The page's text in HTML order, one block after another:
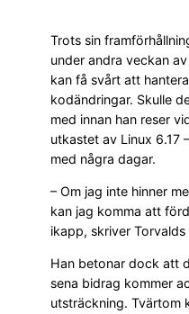
Trots sin
under andra veckan
kan få svårt att
kodändringar. Skulle
med innan han reser
utkastet av Linux 6.17
med några dagar.
– Om jag inte hinner
kan jag komma att
ikapp, skriver
Han betonar dock att
sena bidrag kommer
utsträckning. Tvärtom